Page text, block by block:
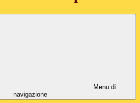
Menu di
navigazione